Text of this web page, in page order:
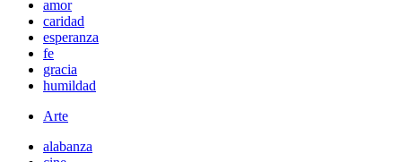
amor
caridad
esperanza
fe
gracia
humildad
Arte
alabanza